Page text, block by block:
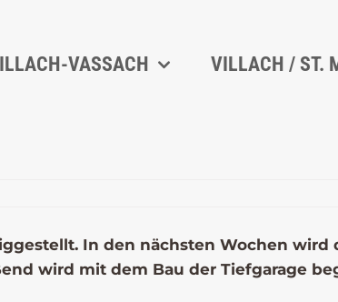
VASSACH VILLACH / ST.
In den nächsten Wochen wird
wird mit dem Bau der Tiefgarage